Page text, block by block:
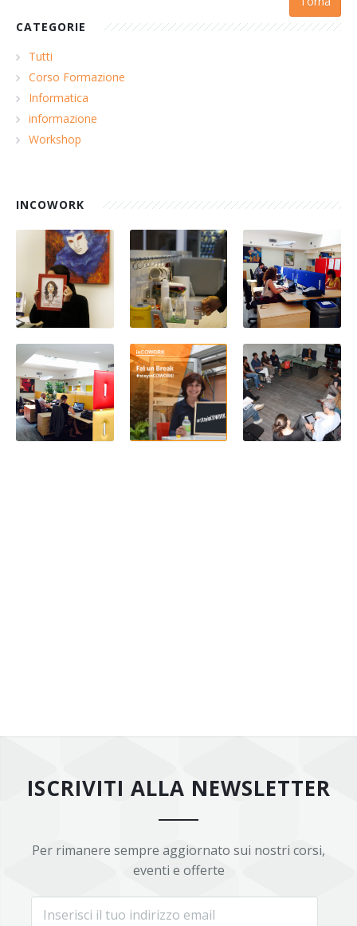
CATEGORIE
Tutti
Corso Formazione
Informatica
informazione
Workshop
INCOWORK
ISCRIVITI ALLA NEWSLETTER
Per rimanere sempre aggiornato sui nostri corsi,
eventi e offerte